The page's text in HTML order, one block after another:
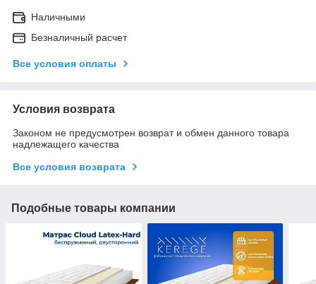
Наличными
Безналичный расчет
Все условия оплаты
Условия возврата
Законом не предусмотрен возврат и обмен данного товара
надлежащего качества
Все условия возврата
Подобные товары компании